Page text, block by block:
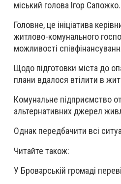
міський голова Ігор Сапожко.
Головне, це ініціатива
житлово-комунального
можливості
Щодо підготовки міста до
плани вдалося втілити в
Комунальне підприємство
альтернативних джерел
Однак передбачити всі
Читайте також:
У Броварській громаді